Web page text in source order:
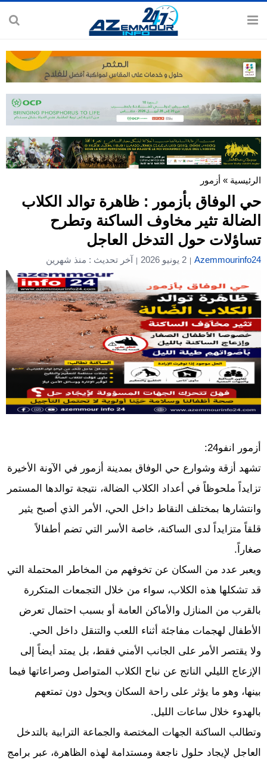
الرئيسية » أزمور
حي الوفاق بأزمور : ظاهرة توالد الكلاب
الضالة تثير مخاوف الساكنة وتطرح
تساؤلات حول التدخل العاجل
Azemmourinfo24 2 يونيو 2026 آخر تحديث : منذ شهرين
أزمور انفو24:
تشهد أزقة وشوارع حي الوفاق بمدينة أزمور في الآونة الأخيرة
تزايداً ملحوظاً في أعداد الكلاب الضالة، نتيجة توالدها المستمر
وانتشارها بمختلف النقاط داخل الحي، الأمر الذي أصبح يثير
قلقاً متزايداً لدى الساكنة، خاصة الأسر التي تضم أطفالاً
صغاراً.
ويعبر عدد من السكان عن تخوفهم من المخاطر المحتملة التي
قد تشكلها هذه الكلاب، سواء من خلال التجمعات المتكررة
بالقرب من المنازل والأماكن العامة أو بسبب احتمال تعرض
الأطفال لهجمات مفاجئة أثناء اللعب والتنقل داخل الحي.
ولا يقتصر الأمر على الجانب الأمني فقط، بل يمتد أيضاً إلى
الإزعاج الليلي الناتج عن نباح الكلاب المتواصل وصراعاتها فيما
بينها، وهو ما يؤثر على راحة السكان ويحول دون تمتعهم
بالهدوء خلال ساعات الليل.
وتطالب الساكنة الجهات المختصة والجماعة الترابية بالتدخل
العاجل لإيجاد حلول ناجعة ومستدامة لهذه الظاهرة، عبر برامج